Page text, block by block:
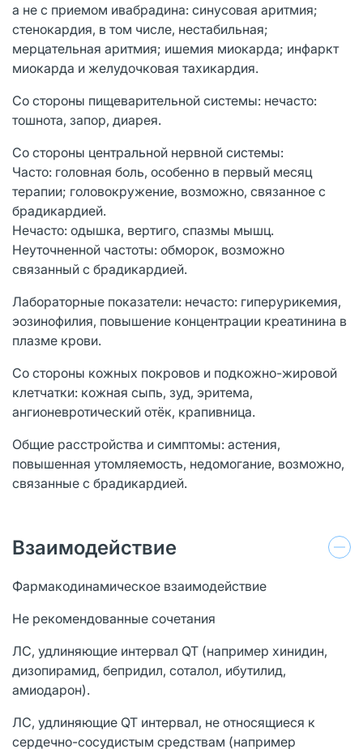
а не с приемом ивабрадина: синусовая аритмия;
стенокардия, в том числе, нестабильная;
мерцательная аритмия; ишемия миокарда; инфаркт
миокарда и желудочковая тахикардия.
Со стороны пищеварительной системы: нечасто:
тошнота, запор, диарея.
Со стороны центральной нервной системы:
Часто: головная боль, особенно в первый месяц
терапии; головокружение, возможно, связанное с
брадикардией.
Нечасто: одышка, вертиго, спазмы мышц.
Неуточненной частоты: обморок, возможно
связанный с брадикардией.
Лабораторные показатели: нечасто: гиперурикемия,
эозинофилия, повышение концентрации креатинина в
плазме крови.
Со стороны кожных покровов и подкожно-жировой
клетчатки: кожная сыпь, зуд, эритема,
ангионевротический отёк, крапивница.
Общие расстройства и симптомы: астения,
повышенная утомляемость, недомогание, возможно,
связанные с брадикардией.
Взаимодействие
Фармакодинамическое взаимодействие
Не рекомендованные сочетания
ЛС, удлиняющие интервал QT (например хинидин,
дизопирамид, бепридил, соталол, ибутилид,
амиодарон).
ЛС, удлиняющие QT интервал, не относящиеся к
сердечно-сосудистым средствам (например